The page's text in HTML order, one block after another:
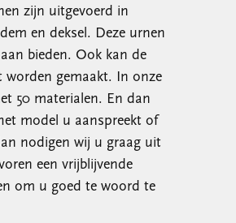
zijn uitgevoerd in
en deksel. Deze urnen
bieden. Ook kan de
worden gemaakt. In onze
50 materialen. En dan
model u aanspreekt of
nodigen wij u graag uit
een vrijblijvende
om u goed te woord te